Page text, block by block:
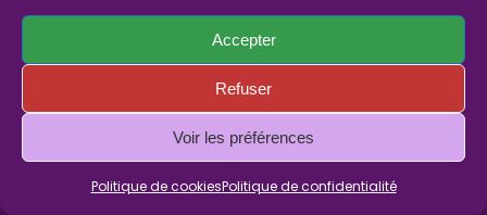
Accepter
Refuser
Voir les préférences
Politique de cookiesPolitique de confidentialité
Politique de confidentialité
Politique de cookies (UE)
l'agence ID Web